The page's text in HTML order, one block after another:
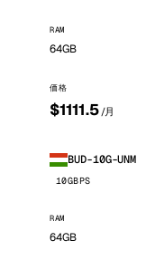
RAM
64GB
価格
$1111.5 /月
BUD-10G-UNM
10GBPS
RAM
64GB